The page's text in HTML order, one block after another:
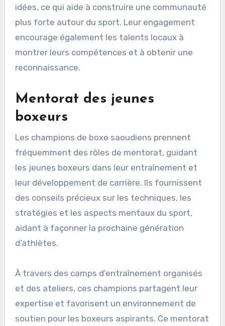
idées, ce qui aide à construire une communauté
plus forte autour du sport. Leur engagement
encourage également les talents locaux à
montrer leurs compétences et à obtenir une
reconnaissance.
Mentorat des jeunes
boxeurs
Les champions de boxe saoudiens prennent
fréquemment des rôles de mentorat, guidant
les jeunes boxeurs dans leur entraînement et
leur développement de carrière. Ils fournissent
des conseils précieux sur les techniques, les
stratégies et les aspects mentaux du sport,
aidant à façonner la prochaine génération
d’athlètes.
À travers des camps d’entraînement organisés
et des ateliers, ces champions partagent leur
expertise et favorisent un environnement de
soutien pour les boxeurs aspirants. Ce mentorat